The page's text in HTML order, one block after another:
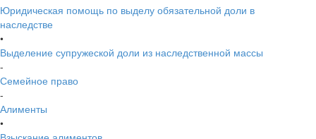
Юридическая помощь по выделу обязательной доли в
наследстве
•
Выделение супружеской доли из наследственной массы
-
Семейное право
-
Алименты
•